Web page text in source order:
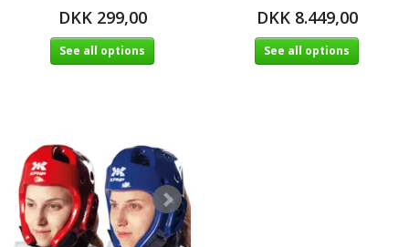
DKK 299,00
See all options
DKK 8.449,00
See all options